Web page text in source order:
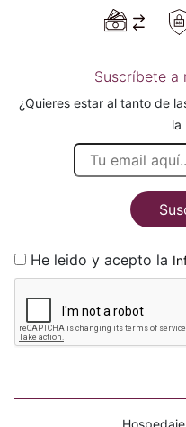
Suscríbete a
¿Quieres estar al tanto de
la
He leido y acepto la